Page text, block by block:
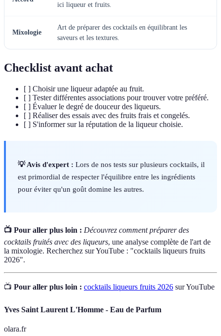
ici liqueur et fruits.
Mixologie
Art de préparer des cocktails en équilibrant les
saveurs et les textures.
Checklist avant achat
[ ] Choisir une liqueur adaptée au fruit.
[ ] Tester différentes associations pour trouver votre préféré.
[ ] Évaluer le degré de douceur des liqueurs.
[ ] Réaliser des essais avec des fruits frais et congelés.
[ ] S'informer sur la réputation de la liqueur choisie.
💡 Avis d'expert : Lors de nos tests sur plusieurs cocktails, il
est primordial de respecter l'équilibre entre les ingrédients
pour éviter qu'un goût domine les autres.
📺 Pour aller plus loin : Découvrez comment préparer des
cocktails fruités avec des liqueurs, une analyse complète de l'art de
la mixologie. Recherchez sur YouTube : "cocktails liqueurs fruits
2026".
📺 Pour aller plus loin : cocktails liqueurs fruits 2026 sur YouTube
Yves Saint Laurent L'Homme - Eau de Parfum
olara.fr